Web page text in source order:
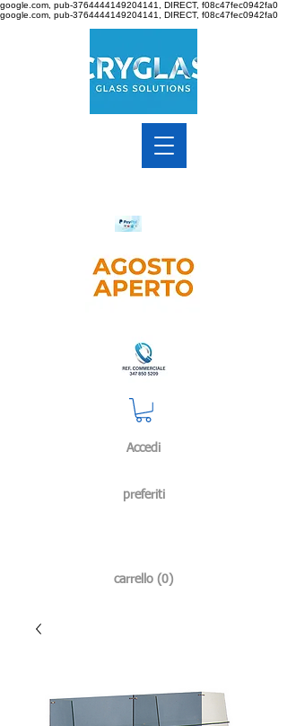
google.com, pub-3764444149204141, DIRECT, f08c47fec0942fa0
google.com, pub-3764444149204141, DIRECT, f08c47fec0942fa0
Accedi
preferiti
carrello (0)